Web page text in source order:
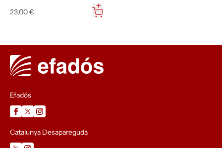
23,00 €
Efadós
Catalunya Desapareguda